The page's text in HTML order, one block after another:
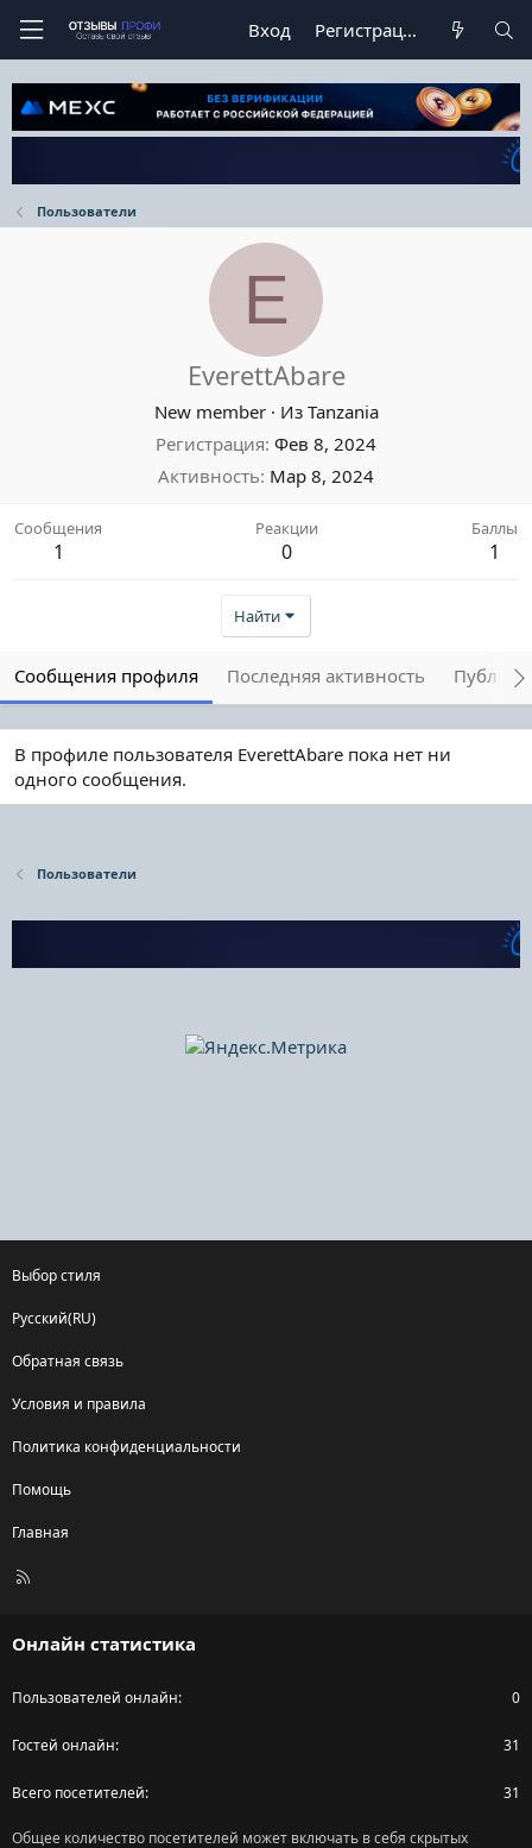
Вход Регистрация
Пользователи
E
EverettAbare
New member · Из Tanzania
Регистрация Фев 8, 2024
Активность Мар 8, 2024
Сообщения
1
Реакции
0
Баллы
1
Найти
Сообщения профиля Последняя активность
В профиле пользователя EverettAbare пока нет ни
одного сообщения.
Пользователи
Выбор стиля
Русский(RU)
Обратная связь
Условия и правила
Политика конфиденциальности
Помощь
Главная
R
Онлайн статистика
Пользователей онлайн 0
Гостей онлайн 31
Всего посетителей 31
Общее количество посетителей может включать в себя скрытых